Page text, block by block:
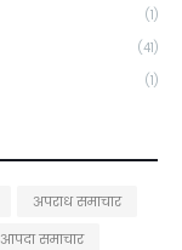
(1)
(41)
(1)
अपराध समाचार
आपदा समाचार